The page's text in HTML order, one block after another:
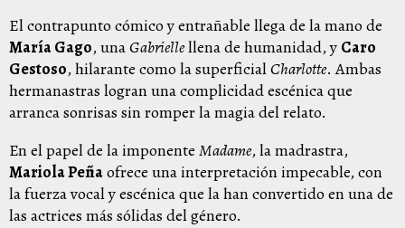
El contrapunto cómico y entrañable llega de la mano de
María Gago, unaGabriellellena de humanidad, y Caro
Gestoso, hilarante como la superficialCharlotte. Ambas
hermanastras logran una complicidad escénica que
arranca sonrisas sin romper la magia del relato.
En el papel de la imponente Madame, la madrastra,
Mariola Peñaofrece una interpretación impecable, con
la fuerza vocal y escénica que la han convertido en una de
las actrices más sólidas del género.